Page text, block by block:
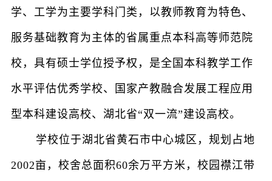
学、工学为主要学科门类，以教师教育为特色、
服务基础教育为主体的省属重点本科高等师范院
校，具有硕士学位授予权，是全国本科教学工作
水平评估优秀学校、国家产教融合发展工程应用
型本科建设高校、湖北省“双一流”建设高校。
学校位于湖北省黄石市中心城区，规划占地
2002亩，校舍总面积60余万平方米，校园襟江带